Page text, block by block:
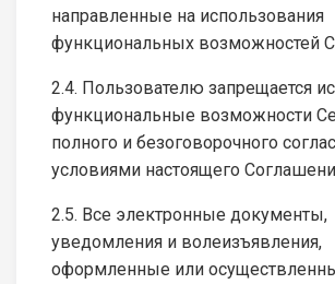
направленные на использования
функциональных возможностей
2.4. Пользователю запрещается
функциональные возможности
полного и безоговорочного
условиями настоящего
2.5. Все электронные документы,
уведомления и волеизъявления,
оформленные или